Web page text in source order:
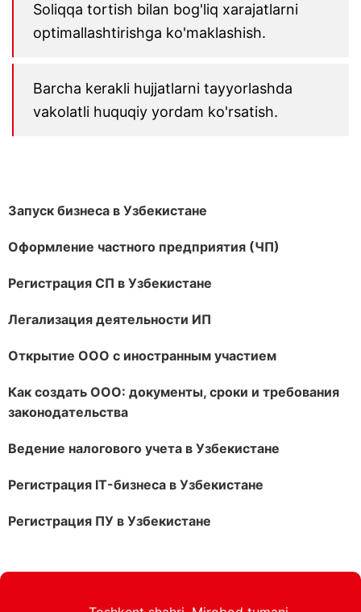
Soliqqa tortish bilan bog'liq xarajatlarni
optimallashtirishga ko'maklashish.
Barcha kerakli hujjatlarni tayyorlashda
vakolatli huquqiy yordam ko'rsatish.
Запуск бизнеса в Узбекистане
Оформление частного предприятия (ЧП)
Регистрация СП в Узбекистане
Легализация деятельности ИП
Открытие ООО с иностранным участием
Как создать ООО: документы, сроки и требования
законодательства
Ведение налогового учета в Узбекистане
Регистрация IT-бизнеса в Узбекистане
Регистрация ПУ в Узбекистане